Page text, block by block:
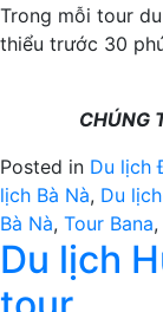
Trong mỗi tour
thiểu trước 30
CHÚNG
Posted in Du lịch
lịch Bà Nà, Du
Bà Nà, Tour Bana,
Du lịch